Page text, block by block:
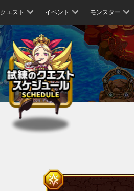
クエスト イベント モンスター